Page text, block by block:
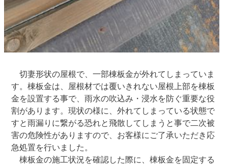
切妻形状の屋根で、一部棟板金が外れてしまっていま
す。棟板金は、屋根材では覆いきれない屋根上部を棟板
金を設置する事で、雨水の吹込み・浸水を防ぐ重要な役
割があります。現状の様に、外れてしまっている状態で
すと雨漏りに繋がる恐れと飛散してしまうと事で二次被
害の危険性がありますので、お客様にご了承いただき応
急処置を行いました。
棟板金の施工状況を確認した際に、棟板金を固定する